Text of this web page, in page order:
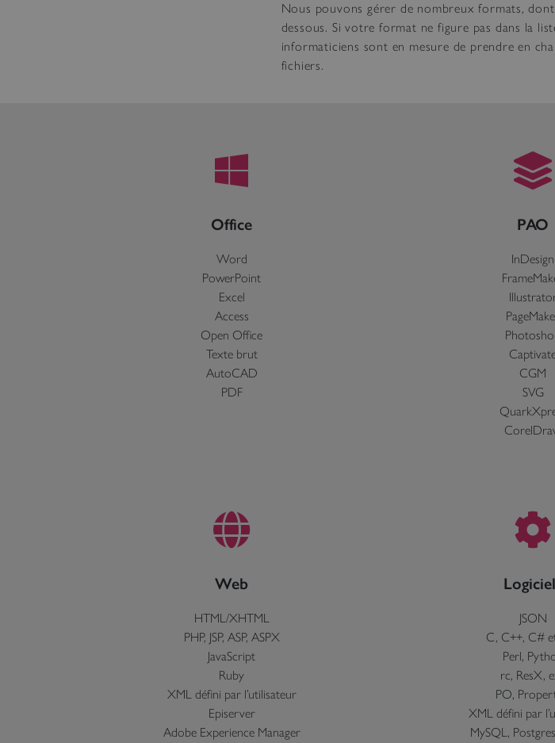
Nous pouvons gérer de nombreux formats,
dessous. Si votre format ne figure pas dans la
informaticiens sont en mesure de prendre en
fichiers.
Office
Word
PowerPoint
Excel
Access
Open Office
Texte brut
AutoCAD
PDF
PAO
InDesign
CGM
SVG
Web
HTML/XHTML
PHP, JSP, ASP, ASPX
JavaScript
Ruby
XML défini par l’utilisateur
Episerver
Adobe Experience Manager
JSON
C, C++, C#
Perl,
rc, ResX,
PO,
XML défini par
MySQL,